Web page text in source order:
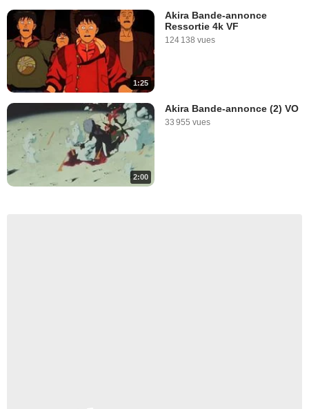
Nantes
Orléans
Saran
1:25
Akira Bande-annonce
Ressortie 4k VF
124 138 vues
2:00
Akira Bande-annonce (2) VO
33 955 vues